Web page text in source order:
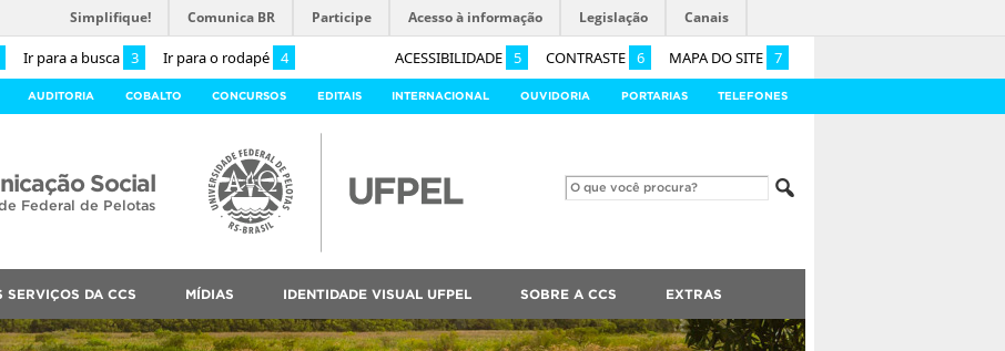
Ir para a busca 3 Ir para o rodapé 4 ACESSIBILIDADE 5 CONTRASTE 6 MAPA DO SITE 7
Simplifique! Comunica BR Participe Acesso à informação Legislação Canais
AUDITORIA COBALTO CONCURSOS EDITAIS INTERNACIONAL OUVIDORIA PORTARIAS TELEFONES
Social
Federal de Pelotas
SERVIÇOS DA CCS MÍDIAS IDENTIDADE VISUAL UFPEL SOBRE A CCS EXTRAS